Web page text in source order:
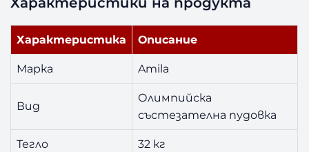
l
a
3
2
к
г
Характеристика Описание
Марка Amila
Вид
Олимпийска
състезателна пудовка
Тегло 32 кг